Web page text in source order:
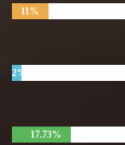
11%
2%
17.73%